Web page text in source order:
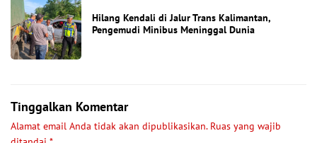
Hilang Kendali di Jalur Trans Kalimantan,
Pengemudi Minibus Meninggal Dunia
Tinggalkan Komentar
Alamat email Anda tidak akan dipublikasikan. Ruas yang wajib